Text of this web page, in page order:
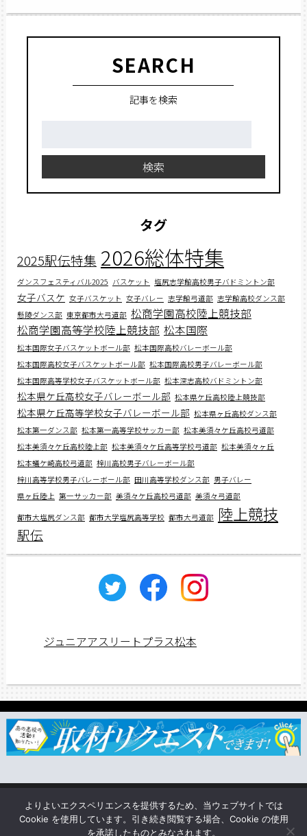
SEARCH
記事を検索
検索
タグ
2025駅伝特集 2026総体特集
ダンスフェスティバル2025 バスケット 塩尻志学館高校男子バドミントン部
女子バスケ 女子バスケット 女子バレー 志学館弓道部 志学館高校ダンス部
懸陵ダンス部 東京都市大弓道部 松商学園高校陸上競技部
松商学園高等学校陸上競技部 松本国際
松本国際女子バスケットボール部 松本国際高校バレーボール部
松本国際高校女子バスケットボール部 松本国際高校男子バレーボール部
松本国際高等学校女子バスケットボール部 松本深志高校バドミントン部
松本県ケ丘高校女子バレーボール部 松本県ケ丘高校陸上競技部
松本県ケ丘高等学校女子バレーボール部 松本県ヶ丘高校ダンス部
松本第一ダンス部 松本第一高等学校サッカー部 松本美須々ケ丘高校弓道部
松本美須々ケ丘高校陸上部 松本美須々ケ丘高等学校弓道部 松本美須々ヶ丘
松本蟻ケ崎高校弓道部 梓川高校男子バレーボール部
梓川高等学校男子バレーボール部 田川高等学校ダンス部 男子バレー
県ヶ丘陸上 第一サッカー部 美須々ケ丘高校弓道部 美須々弓道部
都市大塩尻ダンス部 都市大学塩尻高等学校 都市大弓道部 陸上競技
駅伝
ジュニアアスリートプラス松本
企業情報
よりよいエクスペリエンスを提供するため、当ウェブサイトでは
Cookie を使用しています。引き続き閲覧する場合、Cookie の使用
を承諾したものとみなされます。